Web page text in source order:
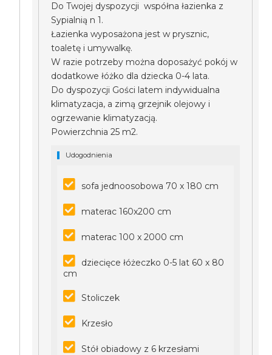
Do Twojej dyspozycji współna łazienka z
Sypialnią n 1.
Łazienka wyposażona jest w prysznic,
toaletę i umywalkę.
W razie potrzeby można doposażyć pokój w
dodatkowe łóżko dla dziecka 0-4 lata.
Do dyspozycji Gości latem indywidualna
klimatyzacja, a zimą grzejnik olejowy i
ogrzewanie klimatyzacją.
Powierzchnia 25 m2.
Udogodnienia
sofa jednoosobowa 70 x 180 cm
materac 160x200 cm
materac 100 x 2000 cm
dziecięce łóżeczko 0-5 lat 60 x 80
cm
Stoliczek
Krzesło
Stół obiadowy z 6 krzesłami